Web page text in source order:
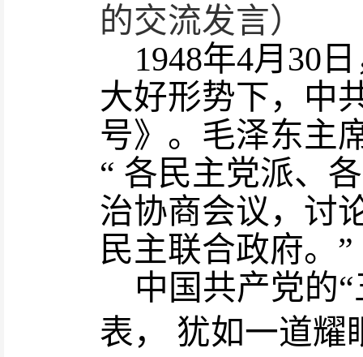
的交流发言）
1948年4月30日
大好形势下， 中
号》。毛泽东主
“ 各民主党派、
治协商会议，讨
民主联合政府。 ”
中国共产党的
表 ，
犹如一道耀